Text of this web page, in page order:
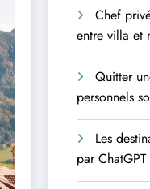
Chef
entre villa et
Quitter
personnels
Les
par ChatGPT